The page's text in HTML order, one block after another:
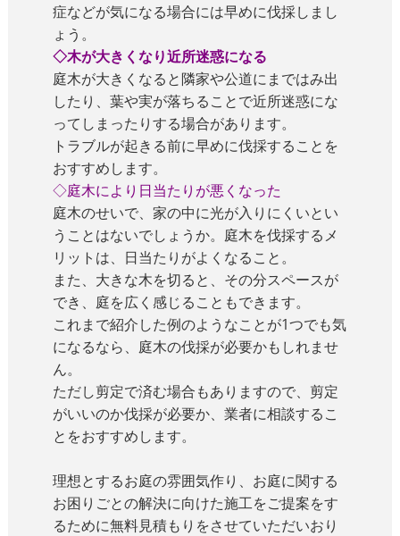
症などが気になる場合には早めに伐採しまし
ょう。
◇木が大きくなり近所迷惑になる
庭木が大きくなると隣家や公道にまではみ出
したり、葉や実が落ちることで近所迷惑にな
ってしまったりする場合があります。
トラブルが起きる前に早めに伐採することを
おすすめします。
◇庭木により日当たりが悪くなった
庭木のせいで、家の中に光が入りにくいとい
うことはないでしょうか。庭木を伐採するメ
リットは、日当たりがよくなること。
また、大きな木を切ると、その分スペースが
でき、庭を広く感じることもできます。
これまで紹介した例のようなことが1つでも気
になるなら、庭木の伐採が必要かもしれませ
ん。
ただし剪定で済む場合もありますので、剪定
がいいのか伐採が必要か、業者に相談するこ
とをおすすめします。
理想とするお庭の雰囲気作り、お庭に関する
お困りごとの解決に向けた施工をご提案をす
るために無料見積もりをさせていただいおり